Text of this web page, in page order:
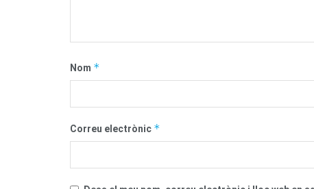
Nom *
Correu electrònic *